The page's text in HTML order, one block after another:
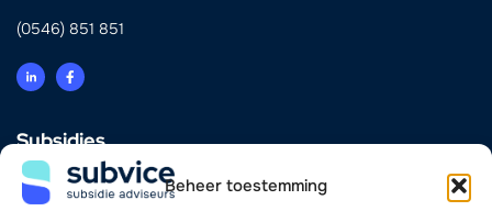
Beheer toestemming
(0546) 851 851
Subsidies
Innovatie
Energie & Verduurzaming